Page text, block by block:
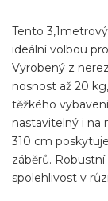
Tento
ideální volbou
Vyrobený z
nosnost až 20
těžkého
nastavitelný i na
310 cm
záběrů.
spolehlivost v